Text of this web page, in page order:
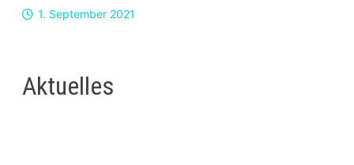
1. September 2021
Aktuelles